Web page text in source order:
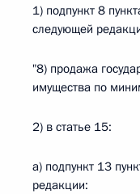
1) подпункт 8
следующей
"8) продажа
имущества по
2) в статье 15:
а) подпункт 13
редакции: